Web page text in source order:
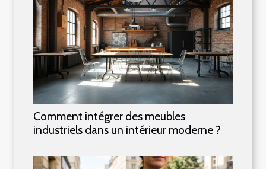
Comment intégrer des meubles
industriels dans un intérieur moderne ?